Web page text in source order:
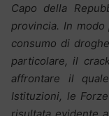
Capo della
provincia. In
consumo di
particolare, il
affrontare il
Istituzioni, le
risultata evidente